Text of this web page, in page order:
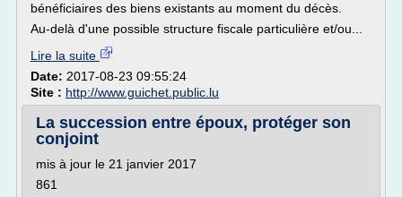
bénéficiaires des biens existants au moment du décès.
Au-delà d'une possible structure fiscale particulière et/ou...
Lire la suite
Date: 2017-08-23 09:55:24
Site : http://www.guichet.public.lu
La succession entre époux, protéger son
conjoint
mis à jour le 21 janvier 2017
861